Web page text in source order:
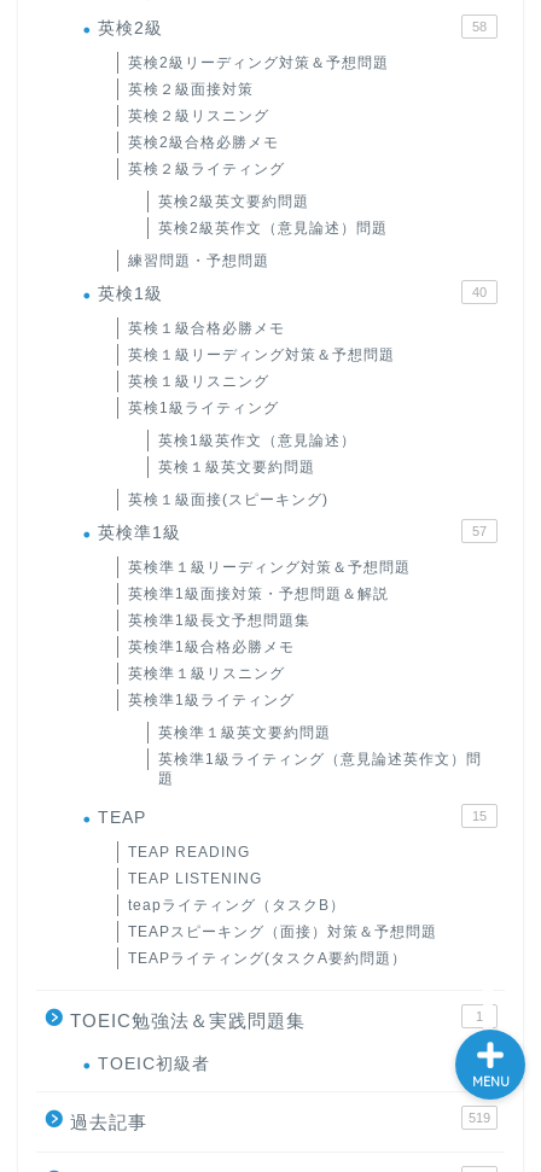
英検2級 58
英検2級リーディング対策＆予想問題
英検２級面接対策
英検２級リスニング
英検2級合格必勝メモ
英検２級ライティング
英検2級英文要約問題
英検2級英作文（意見論述）問題
練習問題・予想問題
英検1級 40
英検１級合格必勝メモ
英検１級リーディング対策＆予想問題
英検１級リスニング
英検1級ライティング
英検1級英作文（意見論述）
英検１級英文要約問題
英検１級面接(スピーキング)
英検準1級 57
英検準１級リーディング対策＆予想問題
英検準1級面接対策・予想問題＆解説
英検準1級長文予想問題集
英検準1級合格必勝メモ
英検準１級リスニング
英検準1級ライティング
英検準１級英文要約問題
英検準1級ライティング（意見論述英作文）問
題
TEAP 15
TEAP READING
TEAP LISTENING
teapライティング（タスクB）
TEAPスピーキング（面接）対策＆予想問題
TEAPライティング(タスクA要約問題）
TOEIC勉強法＆実践問題集 1
TOEIC初級者 1
過去記事 519
MENU
学習＆大学入試英語コラム
“シン”・英会話スピード表
大学入試英語対策講座
英語名言・格言・カッコい
い英語＆素敵な英文フレー
CONTACT